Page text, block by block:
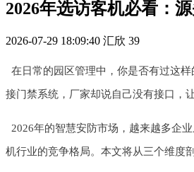
2026年选访客机必看：
2026-07-29 18:09:40 汇欣 39
在日常的园区管理中，你是否有过这
接门禁系统，厂家却说自己没有接口，
2026年的智慧安防市场，越来越多企
机行业的竞争格局。本文将从三个维度